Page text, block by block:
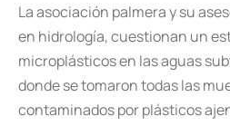
La asociación palmera y su
en hidrología, cuestionan un
microplásticos en las aguas
donde se tomaron todas las
contaminados por plásticos